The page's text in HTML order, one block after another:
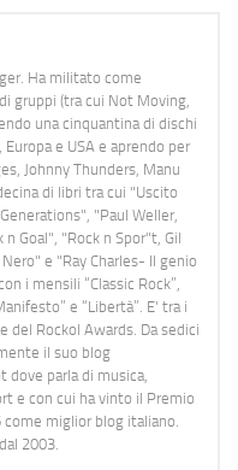
Ha militato come
gruppi (tra cui Not Moving,
una cinquantina di dischi
e USA e aprendo per
Johnny Thunders, Manu
di libri tra cui "Uscito
"Paul Weller,
n Goal", "Rock n Spor"t, Gil
e "Ray Charles- Il genio
i mensili “Classic Rock”,
e “Libertà”. E' tra i
del Rockol Awards. Da sedici
il suo blog
parla di musica,
e con cui ha vinto il Premio
miglior blog italiano.
2003.